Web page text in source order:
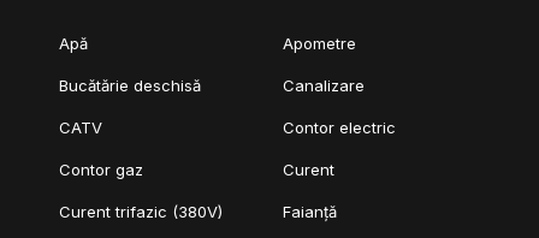
Apă Apometre
Bucătărie deschisă Canalizare
CATV Contor electric
Contor gaz Curent
Curent trifazic (380V) Faianță